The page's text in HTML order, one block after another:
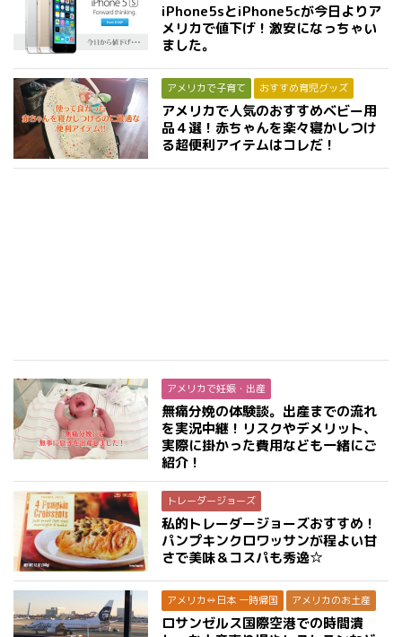
iPhone5sとiPhone5cが今日よりア
メリカで値下げ！激安になっちゃい
ました。
アメリカで子育て おすすめ育児グッズ
アメリカで人気のおすすめベビー用
品４選！赤ちゃんを楽々寝かしつけ
る超便利アイテムはコレだ！
アメリカで妊娠・出産
無痛分娩の体験談。出産までの流れ
を実況中継！リスクやデメリット、
実際に掛かった費用なども一緒にご
紹介！
トレーダージョーズ
私的トレーダージョーズおすすめ！
パンプキンクロワッサンが程よい甘
さで美味＆コスパも秀逸☆
アメリカ⇔日本 一時帰国 アメリカのお土産
ロサンゼルス国際空港での時間潰